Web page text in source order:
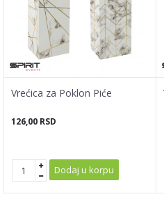
Vrećica za Poklon Piće
126,00 RSD
Dodaj u korpu